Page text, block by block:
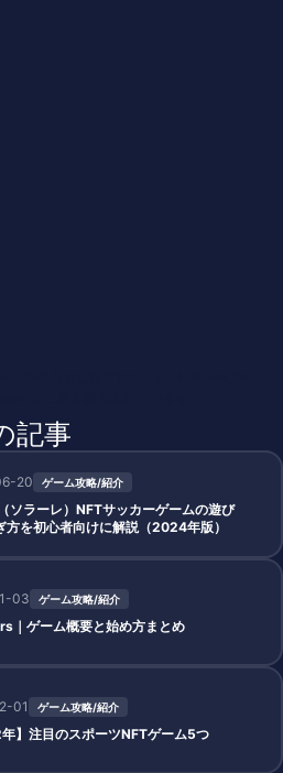
記事
20 ゲーム攻略/紹介
ソラーレ）NFTサッカーゲームの遊び
方を初心者向けに解説（2024年版）
03 ゲーム攻略/紹介
｜ゲーム概要と始め方まとめ
01 ゲーム攻略/紹介
年】注目のスポーツNFTゲーム5つ